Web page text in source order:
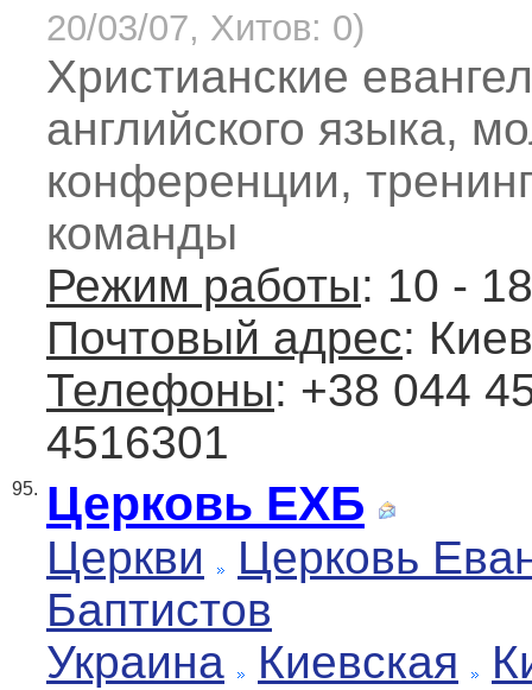
20/03/07, Хитов: 0)
Христианские
английского языка,
конференции,
команды
Режим работы: 10 - 18
Почтовый адрес:
Телефоны: +38 044
4516301
95. Церковь ЕХБ
Церкви
Церковь
Баптистов
Украина
Киевская